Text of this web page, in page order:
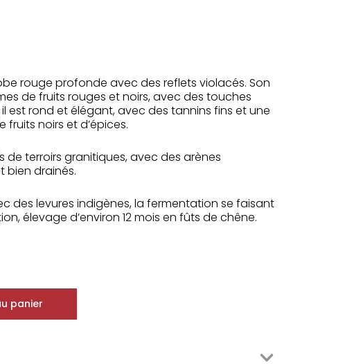
rouge profonde avec des reflets violacés. Son
de fruits rouges et noirs, avec des touches
est rond et élégant, avec des tannins fins et une
fruits noirs et d’épices.
de terroirs granitiques, avec des arènes
bien drainés.
des levures indigènes, la fermentation se faisant
élevage d’environ 12 mois en fûts de chêne.
panier